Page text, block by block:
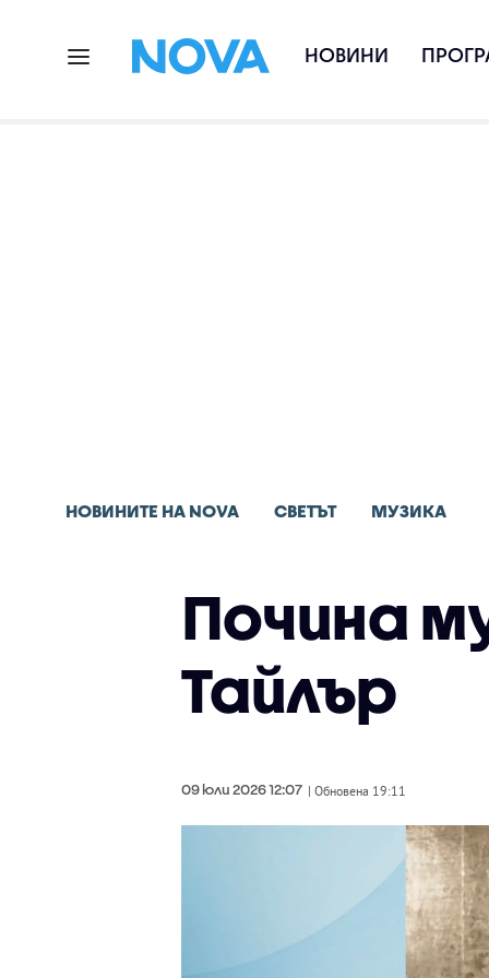
НОВИНИ
НОВИНИТЕ НА NOVA СВЕТЪТ МУЗИКА
Почина
Тайлър
09 юли 2026 12:07 | Обновена 19:11